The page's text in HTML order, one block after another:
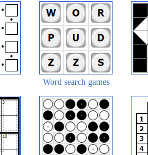
Word search games